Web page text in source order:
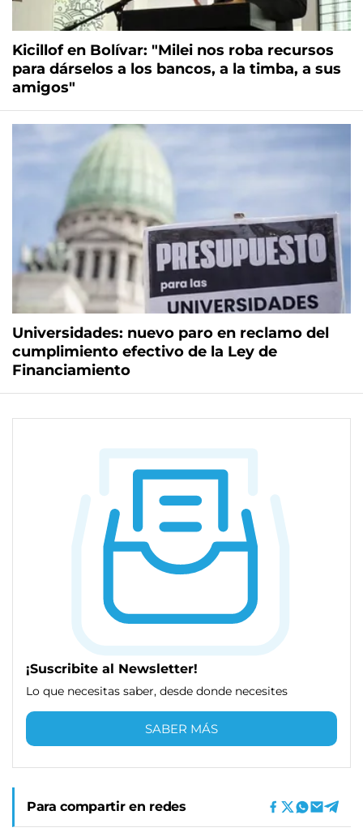
Kicillof en Bolívar: "Milei nos roba recursos
para dárselos a los bancos, a la timba, a sus
amigos"
Universidades: nuevo paro en reclamo del
cumplimiento efectivo de la Ley de
Financiamiento
¡Suscribite al Newsletter!
Lo que necesitas saber, desde donde necesites
SABER MÁS
Para compartir en redes